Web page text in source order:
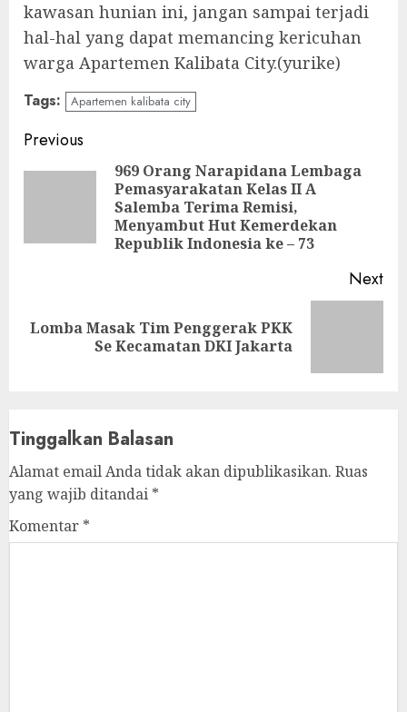
kawasan hunian ini, jangan sampai terjadi
hal-hal yang dapat memancing kericuhan
warga Apartemen Kalibata City.(yurike)
Tags: Apartemen kalibata city
Continue
Reading
Previous
969 Orang Narapidana Lembaga
Pemasyarakatan Kelas II A
Salemba Terima Remisi,
Menyambut Hut Kemerdekan
Republik Indonesia ke – 73
Next
Next
Lomba Masak Tim Penggerak PKK
Se Kecamatan DKI Jakarta
Tinggalkan Balasan
Alamat email Anda tidak akan dipublikasikan. Ruas
yang wajib ditandai *
Komentar *